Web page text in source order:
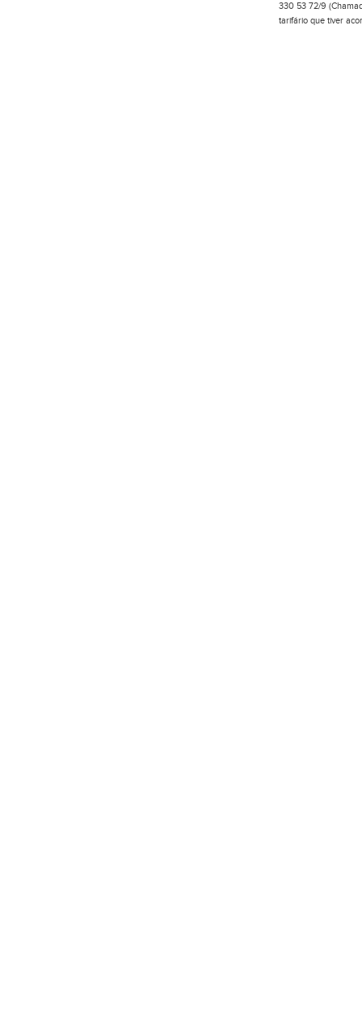
330 53 72/9
tarifário que tiver